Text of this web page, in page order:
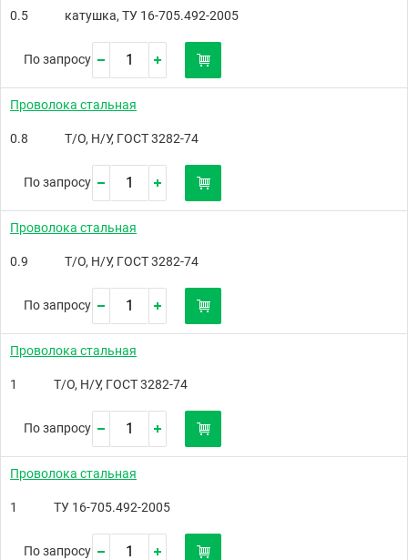
0.5 катушка, ТУ 16-705.492-2005
По запросу
Проволока стальная
0.8 Т/О, Н/У, ГОСТ 3282-74
По запросу
Проволока стальная
0.9 Т/О, Н/У, ГОСТ 3282-74
По запросу
Проволока стальная
1 Т/О, Н/У, ГОСТ 3282-74
По запросу
Проволока стальная
1 ТУ 16-705.492-2005
По запросу